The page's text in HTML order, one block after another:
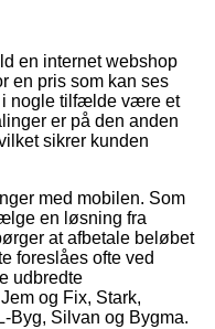
en internet webshop
en pris som kan ses
i nogle tilfælde være et
er på den anden
sikrer kunden
med mobilen. Som
en løsning fra
at afbetale beløbet
foreslåes ofte ved
udbredte
og Fix, Stark,
Byg, Silvan og Bygma.